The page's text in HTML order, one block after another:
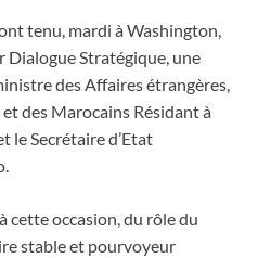
tenu, mardi à Washington,
Dialogue Stratégique, une
des Affaires étrangères,
des Marocains Résidant à
le Secrétaire d’Etat
cette occasion, du rôle du
stable et pourvoyeur